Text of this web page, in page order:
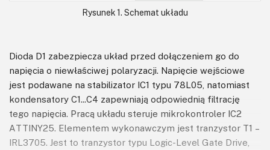
Rysunek 1. Schemat układu
Dioda D1 zabezpiecza układ przed dołączeniem go do
napięcia o niewłaściwej polaryzacji. Napięcie wejściowe
jest podawane na stabilizator IC1 typu 78L05, natomiast
kondensatory C1...C4 zapewniają odpowiednią filtrację
tego napięcia. Pracą układu steruje mikrokontroler IC2
ATTINY25. Elementem wykonawczym jest tranzystor T1 –
IRL3705. Jest to tranzystor typu Logic-Level Gate Drive,